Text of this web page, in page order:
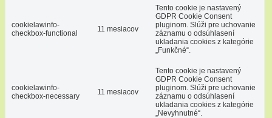
cookielawinfo-
checkbox-functional
11 mesiacov
Tento cookie je nastavený
GDPR Cookie Consent
pluginom. Slúži pre uchovanie
záznamu o odsúhlasení
ukladania cookies z kategórie
„Funkčné“.
cookielawinfo-
checkbox-necessary
11 mesiacov
Tento cookie je nastavený
GDPR Cookie Consent
pluginom. Slúži pre uchovanie
záznamu o odsúhlasení
ukladania cookies z kategórie
„Nevyhnutné“.